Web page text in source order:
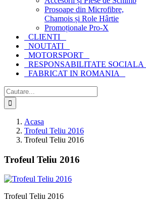
Prosoape din Microfibre,
Chamois și Role Hârtie
Promoționale Pro-X
CLIENTI
NOUTATI
MOTORSPORT
RESPONSABILITATE SOCIALA
FABRICAT IN ROMANIA
Cautare...
Acasa
Trofeul Teliu 2016
Trofeul Teliu 2016
Trofeul Teliu 2016
Trofeul Teliu 2016